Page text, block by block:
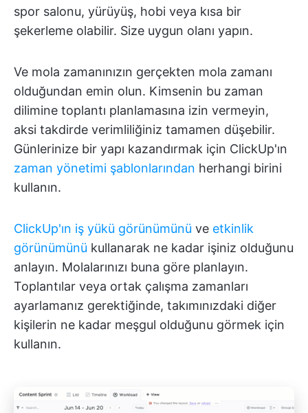
spor salonu, yürüyüş, hobi veya kısa bir
şekerleme olabilir. Size uygun olanı yapın.
Ve mola zamanınızın gerçekten mola zamanı
olduğundan emin olun. Kimsenin bu zaman
dilimine toplantı planlamasına izin vermeyin,
aksi takdirde verimliliğiniz tamamen düşebilir.
Günlerinize bir yapı kazandırmak için ClickUp'ın
zaman yönetimi şablonlarından herhangi birini
kullanın.
ClickUp'ın iş yükü görünümünü ve etkinlik
görünümünü kullanarak ne kadar işiniz olduğunu
anlayın. Molalarınızı buna göre planlayın.
Toplantılar veya ortak çalışma zamanları
ayarlamanız gerektiğinde, takımınızdaki diğer
kişilerin ne kadar meşgul olduğunu görmek için
kullanın.